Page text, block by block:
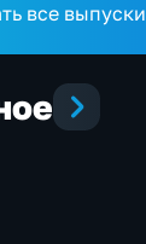
все выпуски